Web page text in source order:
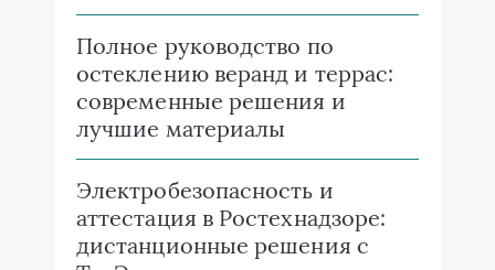
Полное руководство по
остеклению веранд и террас:
современные решения и
лучшие материалы
Электробезопасность и
аттестация в Ростехнадзоре:
дистанционные решения с